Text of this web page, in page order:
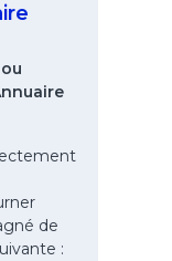
de
: